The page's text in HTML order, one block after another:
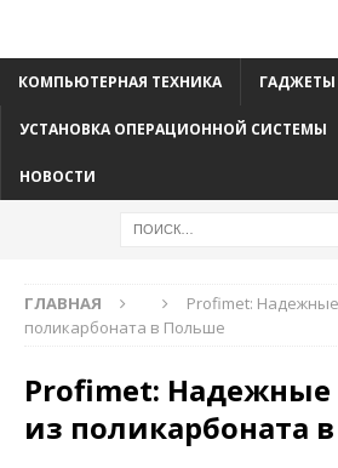
КОМПЬЮТЕРНАЯ ТЕХНИКА ГАДЖЕТЫ
УСТАНОВКА ОПЕРАЦИОННОЙ СИСТЕМЫ
НОВОСТИ
ГЛАВНАЯ
Profimet:
поликарбоната в Польше
Profimet:
из поликарбоната